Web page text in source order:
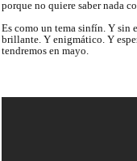
porque no quiere saber nada
Es como un tema sinfín. Y sin
brillante. Y enigmático. Y
tendremos en mayo.